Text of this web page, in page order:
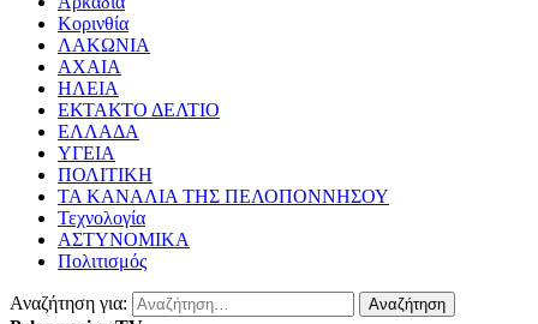
Κορινθία
ΛΑΚΩΝΙΑ
ΑΧΑΙΑ
ΗΛΕΙΑ
ΕΚΤΑΚΤΟ ΔΕΛΤΙΟ
ΕΛΛΑΔΑ
ΥΓΕΙΑ
ΠΟΛΙΤΙΚΗ
ΤΑ ΚΑΝΑΛΙΑ ΤΗΣ ΠΕΛΟΠΟΝΝΗΣΟΥ
Τεχνολογία
ΑΣΤΥΝΟΜΙΚΑ
Πολιτισμός
Αναζήτηση για: